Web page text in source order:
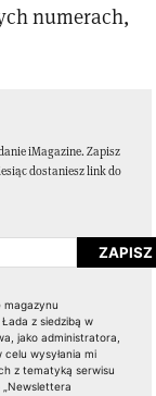
numerach,
iMagazine. Zapisz
dostaniesz link do
magazynu
z siedzibą w
jako administratora,
wysyłania mi
z tematyką serwisu
„Newslettera